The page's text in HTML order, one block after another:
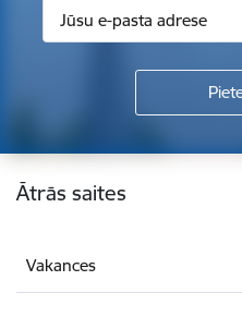
Kājene
Ātrās saites
Vakances